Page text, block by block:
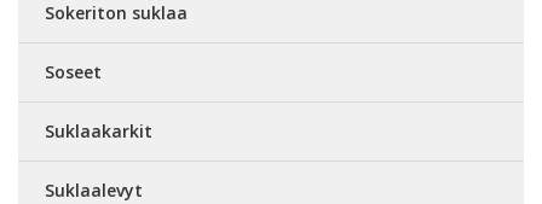
Sokeriton suklaa
Soseet
Suklaakarkit
Suklaalevyt